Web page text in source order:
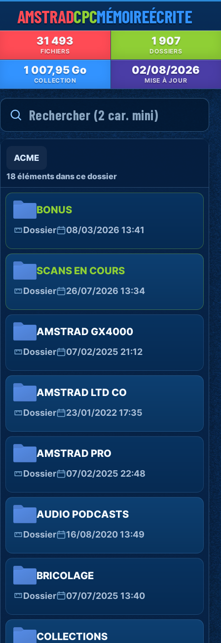
AMSTRADCPCMÉMOIREÉCRITE
31 493
FICHIERS
1 907
DOSSIERS
1 007,95 Go
COLLECTION
02/08/2026
MISE À JOUR
ACME
18 éléments dans ce dossier
BONUS
Dossier 08/03/2026 13:41
SCANS EN COURS
Dossier 26/07/2026 13:34
AMSTRAD GX4000
Dossier 07/02/2025 21:12
AMSTRAD LTD CO
Dossier 23/01/2022 17:35
AMSTRAD PRO
Dossier 07/02/2025 22:48
AUDIO PODCASTS
Dossier 16/08/2020 13:49
BRICOLAGE
Dossier 07/07/2025 13:40
COLLECTIONS